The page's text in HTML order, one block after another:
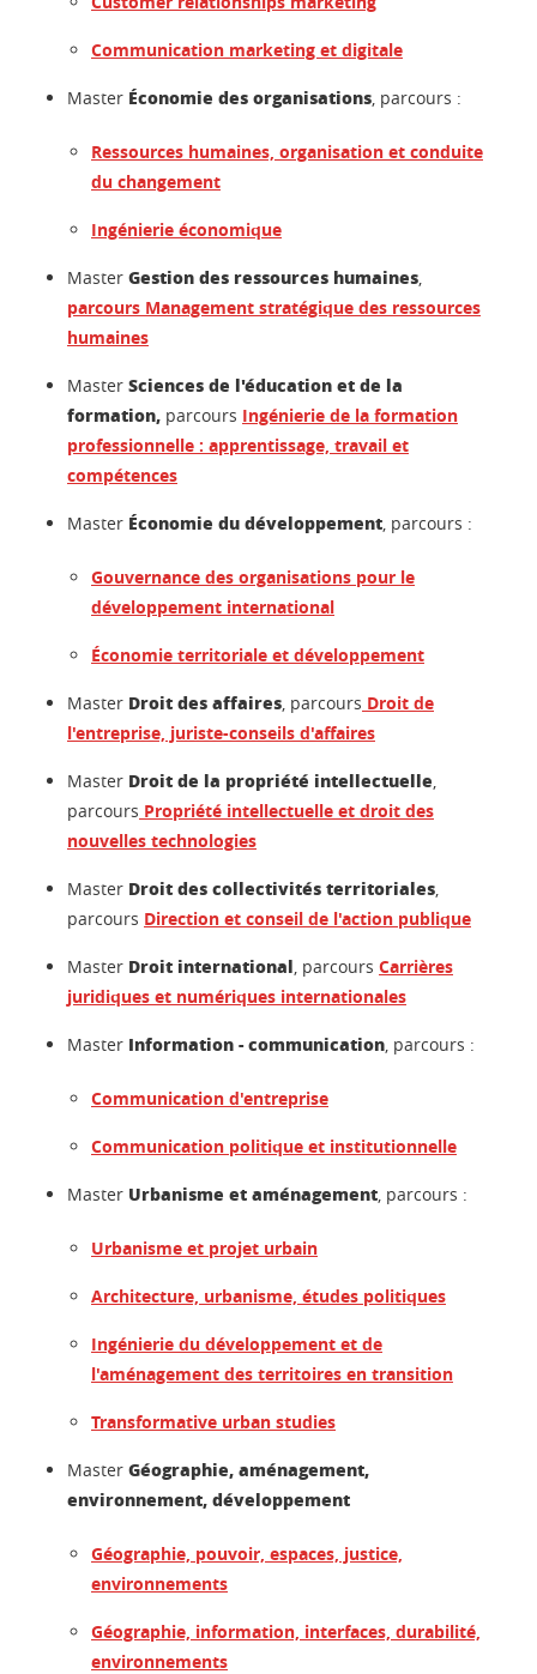
Communication marketing et digitale
Master Économie des organisations , parcours :
Ressources humaines, organisation et conduite
du changement
Ingénierie économique
Master Gestion des ressources humaines
parcours Management stratégique des ressources
humaines
Master Sciences de l'éducation et de la
formation, parcours Ingénierie de la formation
professionnelle : apprentissage, travail et
compétences
Master Économie du développement , parcours :
Gouvernance des organisations pour le
développement international
Économie territoriale et développement
Master Droit des affaires , parcours Droit de
l'entreprise, juriste-conseils d'affaires
Master Droit de la propriété intellectuelle
parcours Propriété intellectuelle et droit des
nouvelles technologies
Master Droit des collectivités territoriales
parcours Direction et conseil de l'action publique
Master Droit international , parcours Carrières
juridiques et numériques internationales
Master Information - communication , parcours :
Communication d'entreprise
Communication politique et institutionnelle
Master Urbanisme et aménagement , parcours :
Urbanisme et projet urbain
Architecture, urbanisme, études politiques
Ingénierie du développement et de
l'aménagement des territoires en transition
Transformative urban studies
Master Géographie, aménagement,
environnement, développement
Géographie, pouvoir, espaces, justice,
environnements
Géographie, information, interfaces, durabilité,
environnements